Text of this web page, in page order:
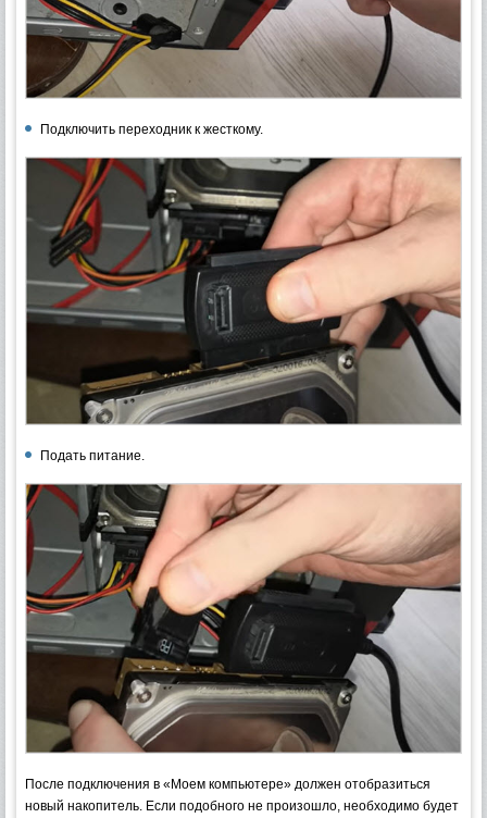
Подключить переходник к жесткому.
Подать питание.
После подключения в «Моем компьютере» должен отобразиться
новый накопитель. Если подобного не произошло, необходимо будет